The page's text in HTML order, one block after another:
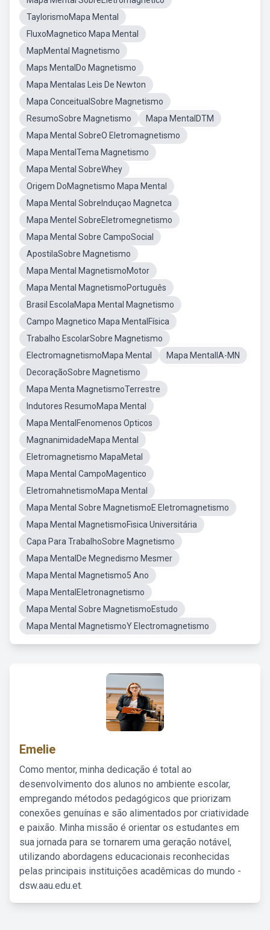
TaylorismoMapa Mental
FluxoMagnetico Mapa Mental
MapMental Magnetismo
Maps MentalDo Magnetismo
Mapa Mentalas Leis De Newton
Mapa ConceitualSobre Magnetismo
ResumoSobre Magnetismo
Mapa MentalDTM
Mapa Mental SobreO Eletromagnetismo
Mapa MentalTema Magnetismo
Mapa Mental SobreWhey
Origem DoMagnetismo Mapa Mental
Mapa Mental SobreInduçao Magnetca
Mapa Mentel SobreEletromegnetismo
Mapa Mental Sobre CampoSocial
ApostilaSobre Magnetismo
Mapa Mental MagnetismoMotor
Mapa Mental MagnetismoPortuguês
Brasil EscolaMapa Mental Magnetismo
Campo Magnetico Mapa MentalFísica
Trabalho EscolarSobre Magnetismo
ElectromagnetismoMapa Mental
Mapa MentalIA-MN
DecoraçãoSobre Magnetismo
Mapa Menta MagnetismoTerrestre
Indutores ResumoMapa Mental
Mapa MentalFenomenos Opticos
MagnanimidadeMapa Mental
Eletromagnetismo MapaMetal
Mapa Mental CampoMagentico
EletromahnetismoMapa Mental
Mapa Mental Sobre MagnetismoE Eletromagnetismo
Mapa Mental MagnetismoFisica Universitária
Capa Para TrabalhoSobre Magnetismo
Mapa MentalDe Megnedismo Mesmer
Mapa Mental Magnetismo5 Ano
Mapa MentalEletronagnetismo
Mapa Mental Sobre MagnetismoEstudo
Mapa Mental MagnetismoY Electromagnetismo
Emelie
Como mentor, minha dedicação é total ao
desenvolvimento dos alunos no ambiente escolar,
empregando métodos pedagógicos que priorizam
conexões genuínas e são alimentados por criatividade
e paixão. Minha missão é orientar os estudantes em
sua jornada para se tornarem uma geração notável,
utilizando abordagens educacionais reconhecidas
pelas principais instituições acadêmicas do mundo -
dsw.aau.edu.et.